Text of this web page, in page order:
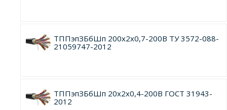
ТППэпЗБбШп 200х2х0,7-200В ТУ 3572-088-
21059747-2012
ТППэпЗБбШп 20х2х0,4-200В ГОСТ 31943-
2012